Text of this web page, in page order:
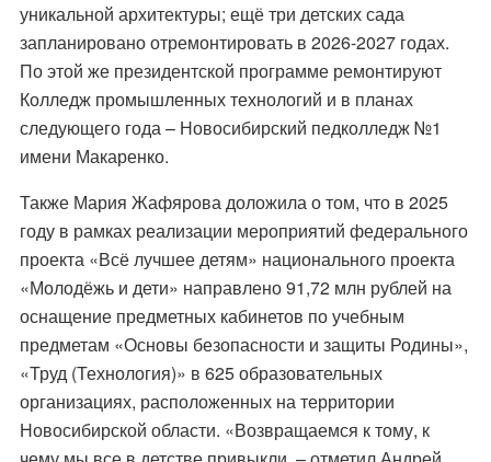
уникальной архитектуры; ещё три детских сада
запланировано отремонтировать в 2026-2027 годах.
По этой же президентской программе ремонтируют
Колледж промышленных технологий и в планах
следующего года – Новосибирский педколледж №1
имени Макаренко.
Также Мария Жафярова доложила о том, что в 2025
году в рамках реализации мероприятий федерального
проекта «Всё лучшее детям» национального проекта
«Молодёжь и дети» направлено 91,72 млн рублей на
оснащение предметных кабинетов по учебным
предметам «Основы безопасности и защиты Родины»,
«Труд (Технология)» в 625 образовательных
организациях, расположенных на территории
Новосибирской области. «Возвращаемся к тому, к